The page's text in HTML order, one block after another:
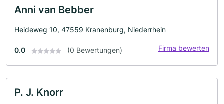
Anni van Bebber
Heideweg 10, 47559 Kranenburg, Niederrhein
0.0 (0 Bewertungen) Firma bewerten
P. J. Knorr